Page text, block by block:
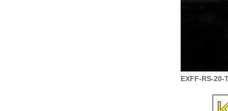
EXFF-RS-20-